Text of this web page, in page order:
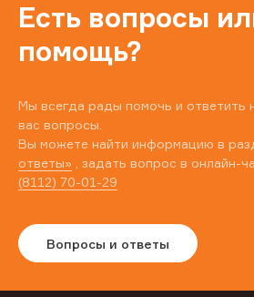
Есть вопросы
помощь?
Мы всегда рады помочь и ответить
вас вопросы.
Вы можете найти информацию в
ответы» , задать вопрос в онлайн-
(8112) 70-01-29
Вопросы и ответы